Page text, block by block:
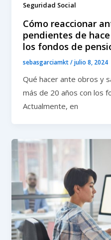
Seguridad Social
Cómo reaccionar
pendientes de
los fondos de
sebasgarciamkt/julio 8, 2024
Qué hacer ante obros y
más de 20 años con los
Actualmente, en